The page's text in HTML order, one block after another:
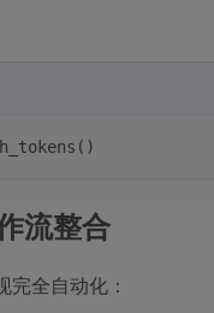
流整合
全自动化：